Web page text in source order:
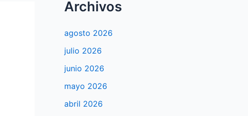
Archivos
agosto 2026
julio 2026
junio 2026
mayo 2026
abril 2026